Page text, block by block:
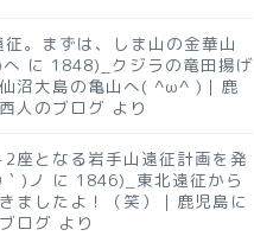
。まずは、しま山の金華山
に 1848)_クジラの竜田揚げ
沼大島の亀山へ( ^ω^ )｜鹿
人のブログ より
座となる岩手山遠征計画を発
)ノ に 1846)_東北遠征から
ましたよ！（笑）｜鹿児島に
ログ より